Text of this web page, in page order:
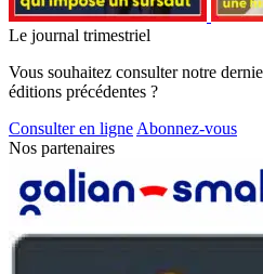
Le journal trimestriel
Vous souhaitez consulter notre
éditions précédentes ?
Consulter en ligneAbonnez-vous
Nos partenaires